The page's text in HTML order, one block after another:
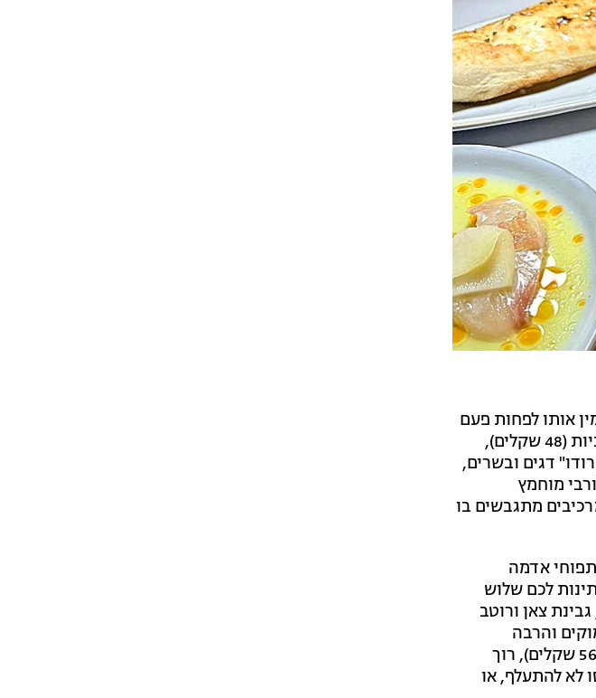
להזמין אותו לפחות פעם
אחת. הוא מושלם לספיגת הרטבים שיגיעו בהמשך, ובעיקר לסלט עגבניות השרי הצבעוניות (48 שקלים),
דגים ובשרים,
מוחמץ
המרכיבים מתגבשים בו
ששודך לקוביות תפוחי אדמה
לכם שלוש
צאן ורוטב
והרבה
פרמז'ן נמס (65 שקלים), והמנה הכי מפורסמת ממסעדת "יפו תל אביב" – ניוקי סרטנים (56 שקלים), רוך
לא להתעלף, או